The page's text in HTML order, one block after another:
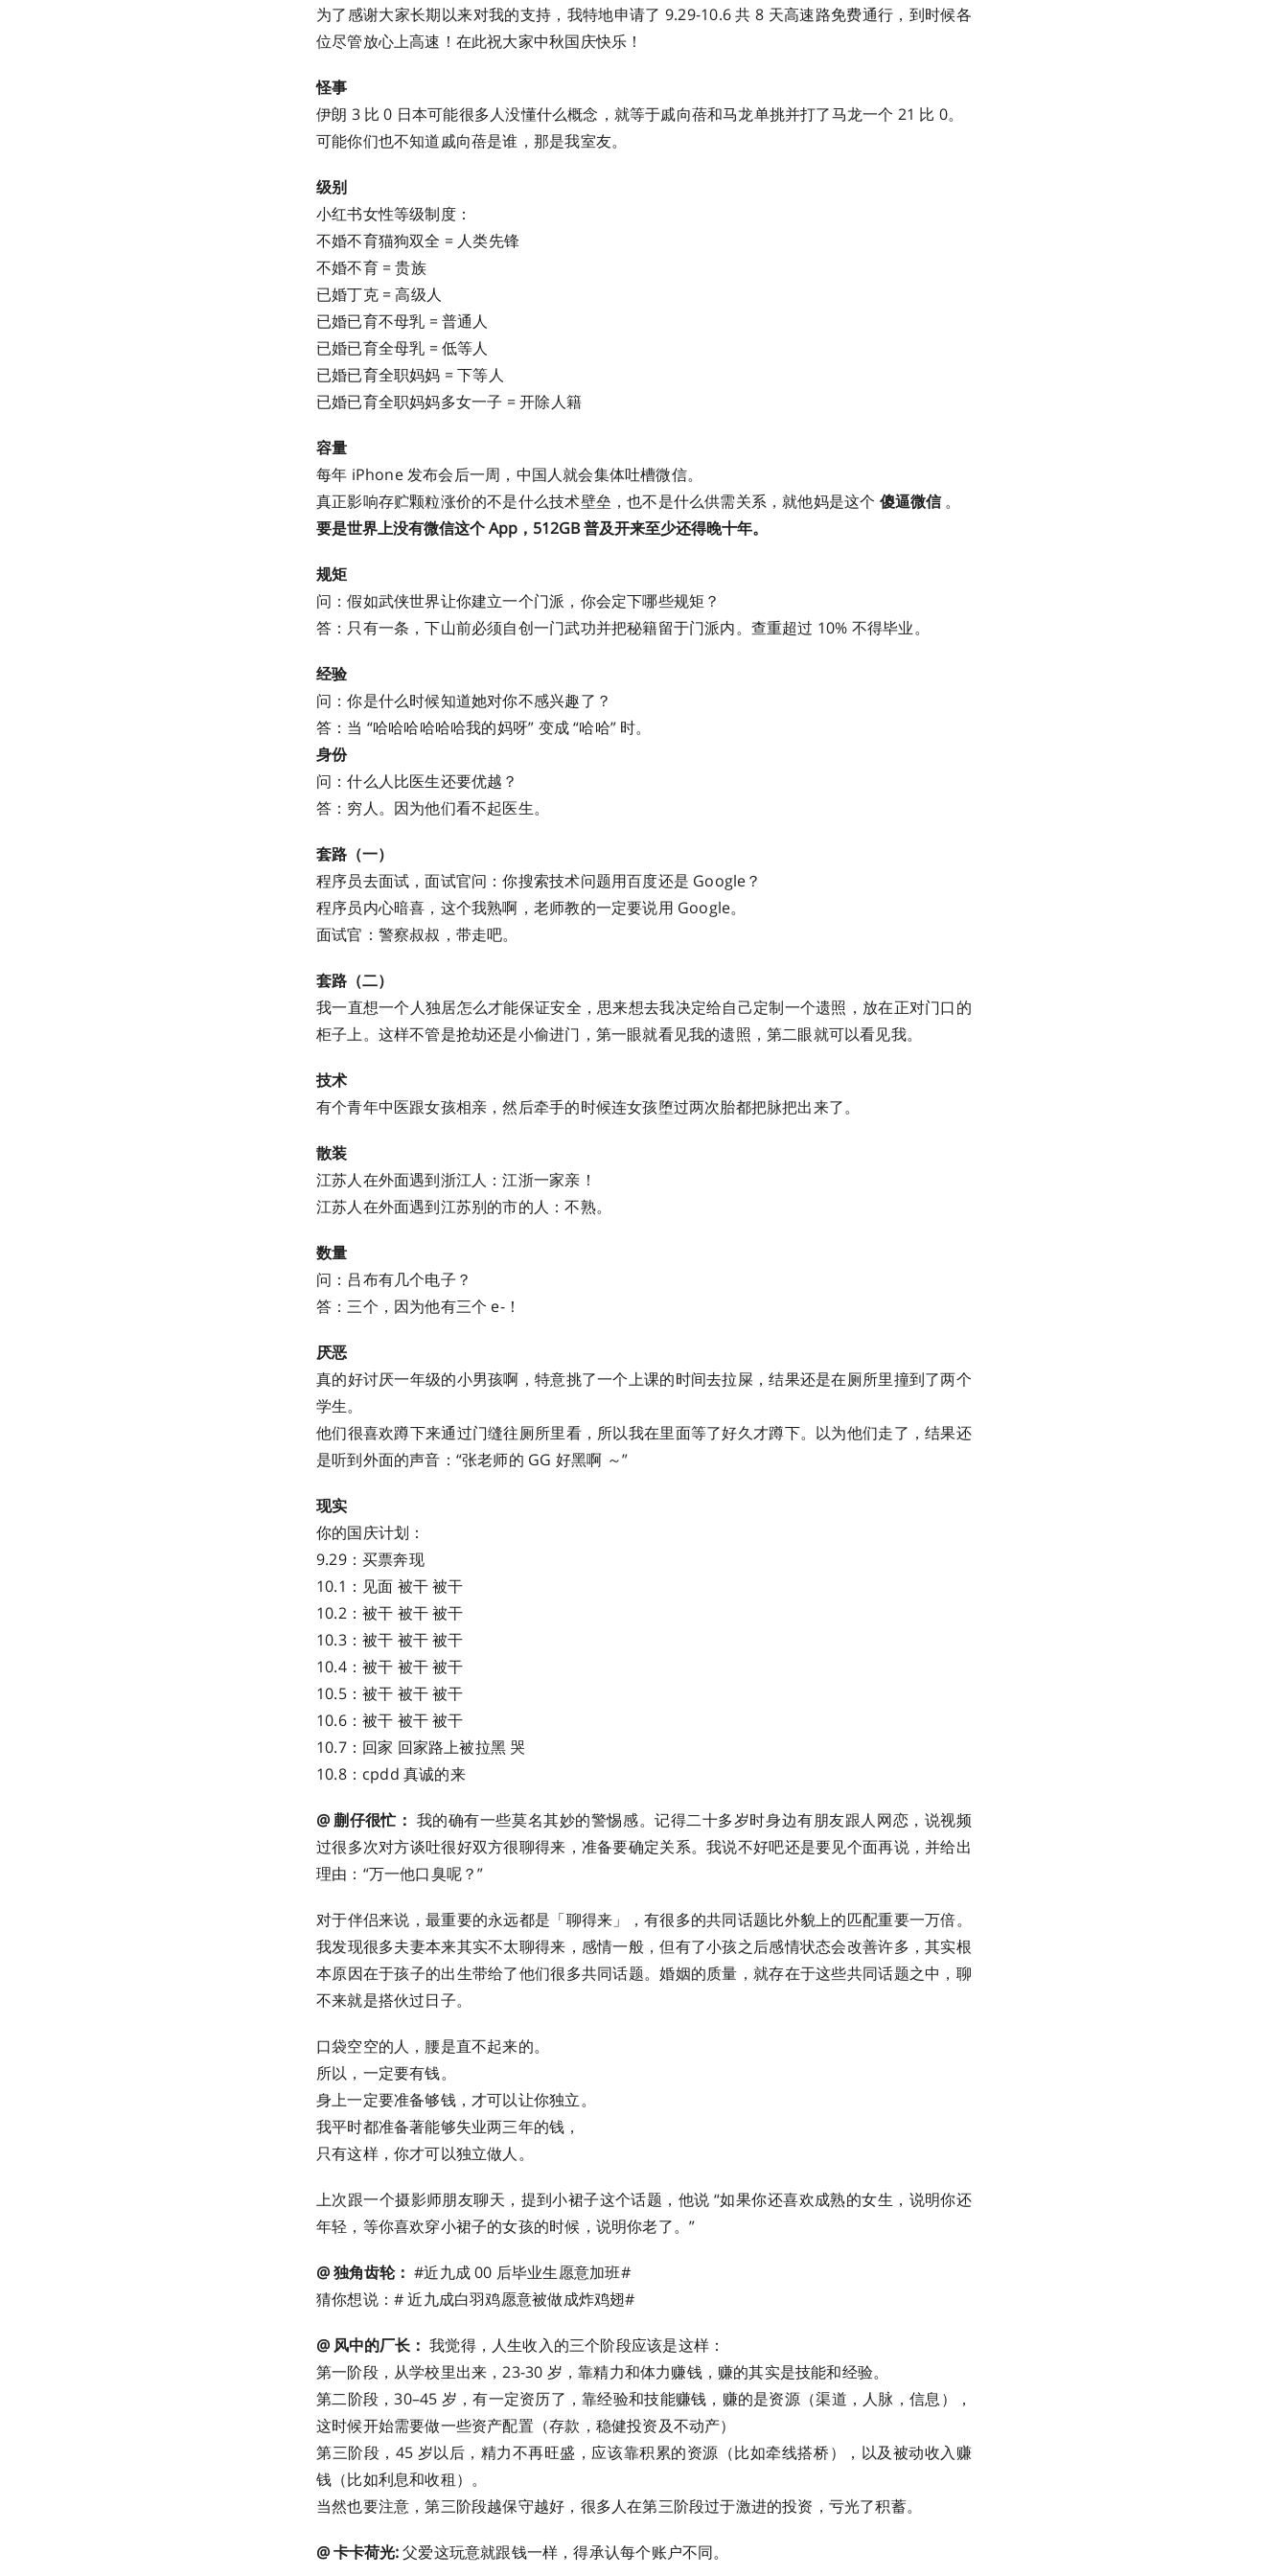
为了感谢大家长期以来对我的支持，我特地申请了 9.29-10.6 共 8 天高速路免费通行，到时候各
位尽管放心上高速！在此祝大家中秋国庆快乐！
怪事
伊朗 3 比 0 日本可能很多人没懂什么概念，就等于戚向蓓和马龙单挑并打了马龙一个 21 比 0。
可能你们也不知道戚向蓓是谁，那是我室友。
级别
小红书女性等级制度：
不婚不育猫狗双全 = 人类先锋
不婚不育 = 贵族
已婚丁克 = 高级人
已婚已育不母乳 = 普通人
已婚已育全母乳 = 低等人
已婚已育全职妈妈 = 下等人
已婚已育全职妈妈多女一子 = 开除人籍
容量
每年 iPhone 发布会后一周，中国人就会集体吐槽微信。
真正影响存贮颗粒涨价的不是什么技术壁垒，也不是什么供需关系，就他妈是这个 傻逼微信。
要是世界上没有微信这个 App，512GB 普及开来至少还得晚十年。
规矩
问：假如武侠世界让你建立一个门派，你会定下哪些规矩？
答：只有一条，下山前必须自创一门武功并把秘籍留于门派内。查重超过 10% 不得毕业。
经验
问：你是什么时候知道她对你不感兴趣了？
答：当 “哈哈哈哈哈哈我的妈呀” 变成 “哈哈” 时。
身份
问：什么人比医生还要优越？
答：穷人。因为他们看不起医生。
套路（一）
程序员去面试，面试官问：你搜索技术问题用百度还是 Google？
程序员内心暗喜，这个我熟啊，老师教的一定要说用 Google。
面试官：警察叔叔，带走吧。
套路（二）
我一直想一个人独居怎么才能保证安全，思来想去我决定给自己定制一个遗照，放在正对门口的
柜子上。这样不管是抢劫还是小偷进门，第一眼就看见我的遗照，第二眼就可以看见我。
技术
有个青年中医跟女孩相亲，然后牵手的时候连女孩堕过两次胎都把脉把出来了。
散装
江苏人在外面遇到浙江人：江浙一家亲！
江苏人在外面遇到江苏别的市的人：不熟。
数量
问：吕布有几个电子？
答：三个，因为他有三个 e-！
厌恶
真的好讨厌一年级的小男孩啊，特意挑了一个上课的时间去拉屎，结果还是在厕所里撞到了两个
学生。
他们很喜欢蹲下来通过门缝往厕所里看，所以我在里面等了好久才蹲下。以为他们走了，结果还
是听到外面的声音：“张老师的 GG 好黑啊 ～”
现实
你的国庆计划：
9.29：买票奔现
10.1：见面 被干 被干
10.2：被干 被干 被干
10.3：被干 被干 被干
10.4：被干 被干 被干
10.5：被干 被干 被干
10.6：被干 被干 被干
10.7：回家 回家路上被拉黑 哭
10.8：cpdd 真诚的来
@ 蒯仔很忙： 我的确有一些莫名其妙的警惕感。记得二十多岁时身边有朋友跟人网恋，说视频
过很多次对方谈吐很好双方很聊得来，准备要确定关系。我说不好吧还是要见个面再说，并给出
理由：“万一他口臭呢？” ​​​
对于伴侣来说，最重要的永远都是「聊得来」，有很多的共同话题比外貌上的匹配重要一万倍。
我发现很多夫妻本来其实不太聊得来，感情一般，但有了小孩之后感情状态会改善许多，其实根
本原因在于孩子的出生带给了他们很多共同话题。婚姻的质量，就存在于这些共同话题之中，聊
不来就是搭伙过日子。
口袋空空的人，腰是直不起来的。
所以，一定要有钱。
身上一定要准备够钱，才可以让你独立。
我平时都准备著能够失业两三年的钱，
只有这样，你才可以独立做人。
上次跟一个摄影师朋友聊天，提到小裙子这个话题，他说 “如果你还喜欢成熟的女生，说明你还
年轻，等你喜欢穿小裙子的女孩的时候，说明你老了。”
@ 独角齿轮： #近九成 00 后毕业生愿意加班#
猜你想说：# 近九成白羽鸡愿意被做成炸鸡翅# ​​​
@ 风中的厂长： 我觉得，人生收入的三个阶段应该是这样：
第一阶段，从学校里出来，23-30 岁，靠精力和体力赚钱，赚的其实是技能和经验。
第二阶段，30–45 岁，有一定资历了，靠经验和技能赚钱，赚的是资源（渠道，人脉，信息），
这时候开始需要做一些资产配置（存款，稳健投资及不动产）
第三阶段，45 岁以后，精力不再旺盛，应该靠积累的资源（比如牵线搭桥），以及被动收入赚
钱（比如利息和收租）。
当然也要注意，第三阶段越保守越好，很多人在第三阶段过于激进的投资，亏光了积蓄。
@ 卡卡荷光:父爱这玩意就跟钱一样，得承认每个账户不同。